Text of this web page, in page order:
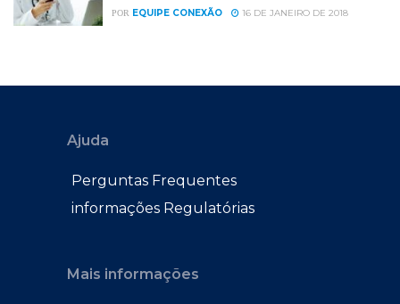
POR EQUIPE CONEXÃO 16 DE JANEIRO DE 2018
Ajuda
Perguntas Frequentes
informações Regulatórias
Mais informações